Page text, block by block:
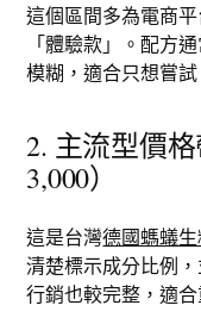
這個區間多為電商
「體驗款」。配方
模糊，適合只想嘗
2. 主流型價
3,000）
這是台灣德國螞蟻
清楚標示成分比例
行銷也較完整，適